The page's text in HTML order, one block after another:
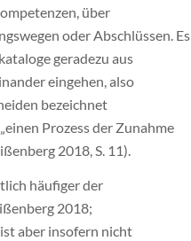
über
oder Abschlüssen. Es
geradezu aus
eingehen, also
bezeichnet
Prozess der Zunahme
2018, S. 11).
häufiger der
2018;
aber insofern nicht